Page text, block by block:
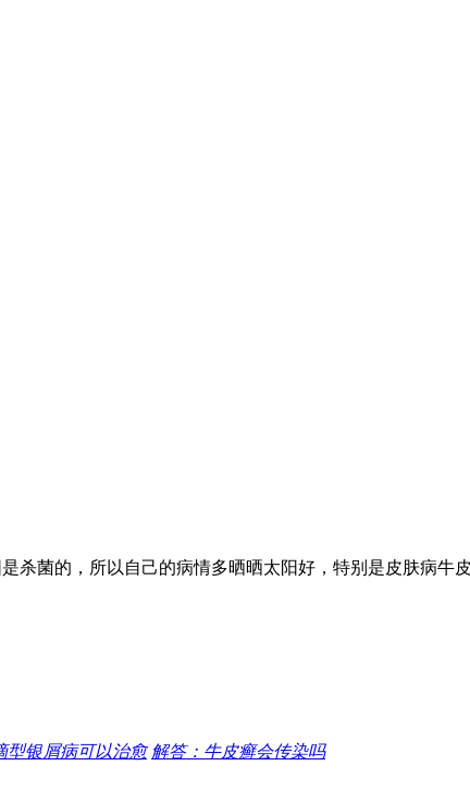
杀菌的，所以自己的病情多晒晒太阳好，特别是皮肤病牛
型银屑病可以治愈 解答：牛皮癣会传染吗